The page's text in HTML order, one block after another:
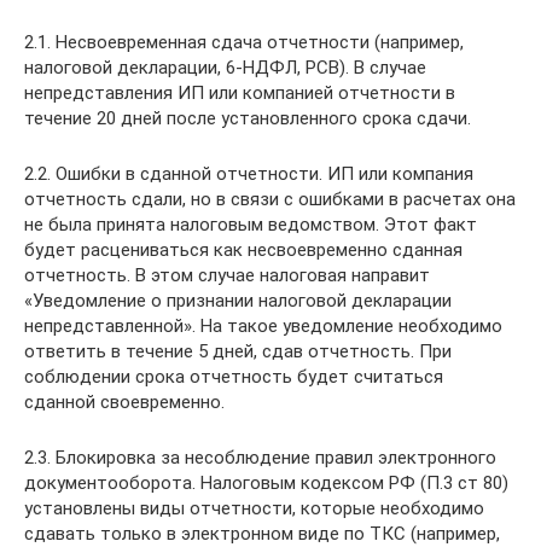
2.1. Несвоевременная сдача отчетности (например,
налоговой декларации, 6-НДФЛ, РСВ). В случае
непредставления ИП или компанией отчетности в
течение 20 дней после установленного срока сдачи.
2.2. Ошибки в сданной отчетности. ИП или компания
отчетность сдали, но в связи с ошибками в расчетах она
не была принята налоговым ведомством. Этот факт
будет расцениваться как несвоевременно сданная
отчетность. В этом случае налоговая направит
«Уведомление о признании налоговой декларации
непредставленной». На такое уведомление необходимо
ответить в течение 5 дней, сдав отчетность. При
соблюдении срока отчетность будет считаться
сданной своевременно.
2.3. Блокировка за несоблюдение правил электронного
документооборота. Налоговым кодексом РФ (П.3 ст 80)
установлены виды отчетности, которые необходимо
сдавать только в электронном виде по ТКС (например,